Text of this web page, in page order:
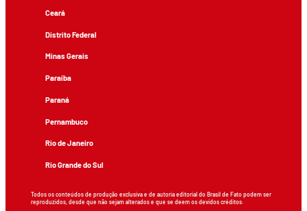
Ceará
Distrito Federal
Minas Gerais
Paraíba
Paraná
Pernambuco
Rio de Janeiro
Rio Grande do Sul
Todos os conteúdos de produção exclusiva e de autoria editorial do Brasil de Fato podem ser
reproduzidos, desde que não sejam alterados e que se deem os devidos créditos.